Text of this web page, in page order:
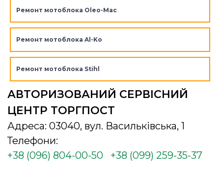
Ремонт мотоблока Oleo-Mac
Ремонт мотоблока Al-Ko
Ремонт мотоблока Stihl
АВТОРИЗОВАНИЙ СЕРВІСНИЙ
ЦЕНТР ТОРГПОСТ
Адреса: 03040, вул. Васильківська, 1
Телефони:
+38 (096) 804-00-50
+38 (099) 259-35-37